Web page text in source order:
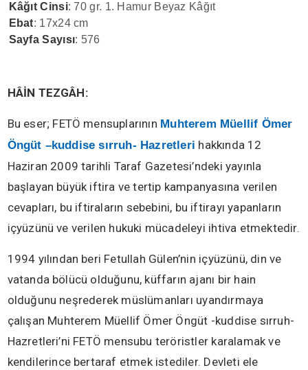
Kâğıt Cinsi: 70 gr. 1. Hamur Beyaz Kâğıt
Ebat: 17x24 cm
Sayfa Sayısı: 576
HÂİN TEZGÂH:
Bu eser; FETÖ mensuplarının Muhterem Müellif Ömer
Öngüt –kuddise sırruh- Hazretleri hakkında 12
Haziran 2009 tarihli Taraf Gazetesi’ndeki yayınla
başlayan büyük iftira ve tertip kampanyasına verilen
cevapları, bu iftiraların sebebini, bu iftirayı yapanların
içyüzünü ve verilen hukuki mücadeleyi ihtiva etmektedir.
1994 yılından beri Fetullah Gülen’nin içyüzünü, din ve
vatanda bölücü olduğunu, küffarın ajanı bir hain
olduğunu neşrederek müslümanları uyandırmaya
çalışan Muhterem Müellif Ömer Öngüt -kuddise sırruh-
Hazretleri’ni FETÖ mensubu teröristler karalamak ve
kendilerince bertaraf etmek istediler. Devleti ele